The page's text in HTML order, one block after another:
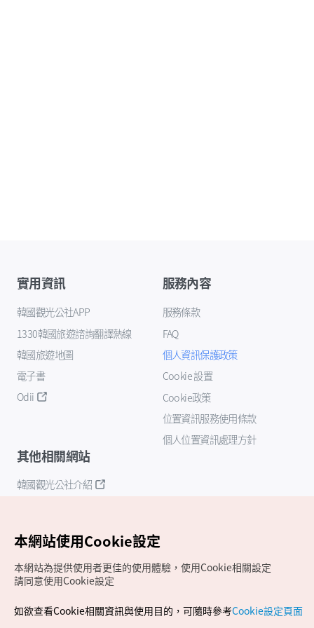
實用資訊
韓國觀光公社APP
1330韓國旅遊諮詢翻譯熱線
韓國旅遊地圖
電子書
Odii
服務內容
服務條款
FAQ
個人資訊保護政策
Cookie 設置
Cookie政策
位置資訊服務使用條款
個人位置資訊處理方針
其他相關網站
韓國觀光公社介紹
Copyrights (c) 韓國觀光公社版權所有
本網站使用Cookie設定
本網站為提供使用者更佳的使用體驗，使用Cookie相關設定
請同意使用Cookie設定
如欲查看Cookie相關資訊與使用目的，可隨時參考Cookie設定頁面